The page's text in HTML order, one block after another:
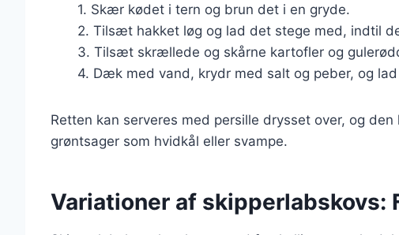
1. Skær kødet i tern og brun det i en gryde.
2. Tilsæt hakket løg og lad det stege med, indtil
3. Tilsæt skrællede og skårne kartofler og
4. Dæk med vand, krydr med salt og peber, og
Retten kan serveres med persille drysset over, og
grøntsager som hvidkål eller svampe.
Variationer af skipperlabskovs: